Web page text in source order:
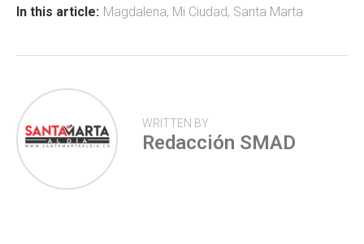
ok p
tir
In this article: Magdalena, Mi Ciudad, Santa Marta
WRITTEN BY
Redacción SMAD